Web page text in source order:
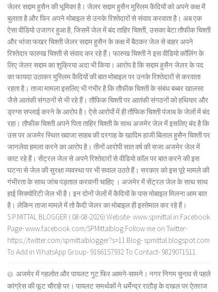
जेलर सद्दाम हुसैन की भूमिका है। जेलर सद्दाम हुसैन मुस्लिम कैदियों को अपने कक्ष में
बुलाता है और फिर अपने मोबाइल से उनके रिश्तेदारों से संवाद करवाता है। अब एक
ऐसा वीडियो उजागर हुआ है, जिसमें जेल में बंद ताहिर चिश्ती, उसका बेटा तौफीक चिश्ती
और भांजा फखर चिश्ती जेलर सद्दाम हुसैन के कक्ष में बैठकर जेल से बाहर अपने
रिश्तेदार फारुख चिश्ती से संवाद कर रहे हैं। फारुख चिश्ती ने इस वीडियो कॉलिंग के
लिए जेलर सद्दाम का शुक्रिया अदा भी किया। आरोप है कि सद्दाम हुसैन जेलर के पद
का फायदा उठाकर मुस्लिम कैदियों की बात मोबाइल पर उनके रिश्तेदारों से करवाता
रहता है। ताजा मामला इसलिए भी गंभीर है कि तौफीक चिश्ती के संबंध बब्बर खालसा
जैसे आतंकी संगठनों से भी रहे हैं। तौफिक चिश्ती पर आतंकी संगठनों को हथियार और
ड्रग्स सप्लाई करने के आरोप है। ऐसे आरोपों में ही तौफिक चिश्ती पंजाब के जेलों में बंद
रहा। तौफीक चिश्ती अपने पिता ताहिर चिश्ती के साथ अजमेर जेल में इसलिए बंद है कि
उस पर अजमेर स्थित ख्वाजा साहब की दरगाह के खादिम हाजी बिलाल हुसैन चिश्ती पर
जानलेवा हमला करने का आरोप है। तीनों आरोपी सात वर्ष की सजा अजमेर जेल में
काट रहे हैं। सेंट्रल जेल से अपने रिश्तेदारों से वीडियो कॉल पर बात करने की इस
घटना से जेल की सुरक्षा व्यवस्था पर भी सवाल उठते हैं। सरकार को इस पूरे मामले की
गंभीरता के साथ जांच पड़ताल करवानी चाहिए । अजमेर में सेंट्रल जेल के साथ साथ
हाई सिक्योरिटी जेल भी है। इन दोनों जेलों में कैदियों के पास मोबाइल मिलना आम बात
है। लेकिन ताजा मामले में तो कैदी जेलर का मोबाइल ही इस्तेमाल कर रहे हैं।
S.P.MITTAL BLOGGER ( 08-08-2026) Website- www.spmittal.in Facebook
Page- www.facebook.com/SPMittalblog Follow me on Twitter-
https://twitter.com/spmittalblogger?s=11 Blog- spmittal.blogspot.com
To Add in WhatsApp Group- 9166157932 To Contact- 9829071511
अजमेर में गहलोत और पायलट गुट फिर आमने-सामने। नगर निगम चुनाव से पहले
कांग्रेस की फूट चौराहे पर। पायलट समर्थकों ने धर्मेन्द्र राठौड़ के दखल पर ऐतराज